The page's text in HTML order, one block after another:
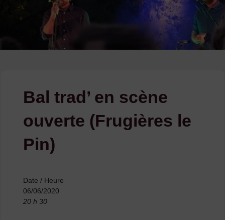
Bal trad’ en scène
ouverte (Frugières le
Pin)
Date / Heure
06/06/2020
20 h 30